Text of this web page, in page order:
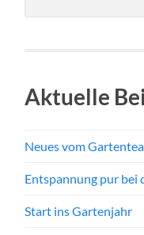
Aktuelle
Neues vom
Entspannung pur bei
Start ins Gartenjahr